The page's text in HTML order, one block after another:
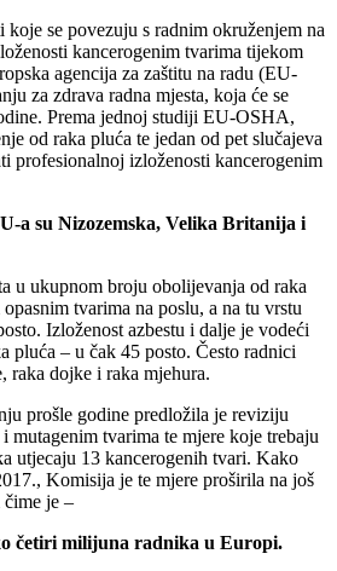
koje se povezuju s radnim okruženjem na
kancerogenim tvarima tijekom
agencija za zaštitu na radu (EU-
za zdrava radna mjesta, koja će se
Prema jednoj studiji EU-OSHA,
od raka pluća te jedan od pet slučajeva
profesionalnoj izloženosti kancerogenim
a su Nizozemska, Velika Britanija i
u ukupnom broju obolijevanja od raka
tvarima na poslu, a na tu vrstu
Izloženost azbestu i dalje je vodeći
pluća – u čak 45 posto. Često radnici
raka dojke i raka mjehura.
prošle godine predložila je reviziju
mutagenim tvarima te mjere koje trebaju
utjecaju 13 kancerogenih tvari. Kako
Komisija je te mjere proširila na još
čime je –
četiri milijuna radnika u Europi.